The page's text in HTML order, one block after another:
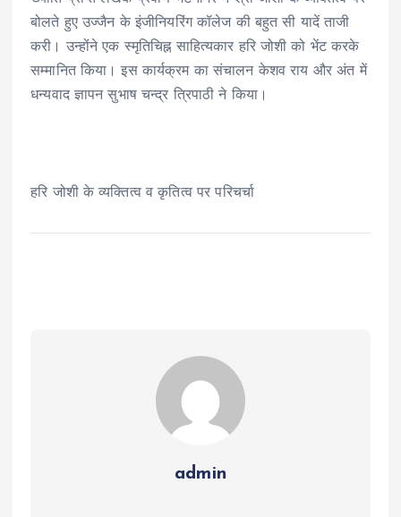
बोलते हुए उज्जैन के इंजीनियरिंग कॉलेज की बहुत सी यादें ताजी
करी। उन्होंने एक स्मृतिचिह्न साहित्यकार हरि जोशी को भेंट करके
सम्मानित किया। इस कार्यक्रम का संचालन केशव राय और अंत में
धन्यवाद ज्ञापन सुभाष चन्द्र त्रिपाठी ने किया।
हरि जोशी के व्यक्तित्व व कृतित्व पर परिचर्चा
admin